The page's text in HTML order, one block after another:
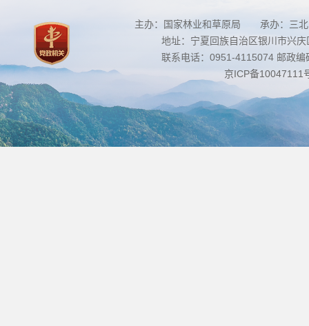
主办：国家林业和草原局 承办：三北
地址：宁夏回族自治区银川市兴
联系电话：0951-4115074 邮政
京ICP备10047111